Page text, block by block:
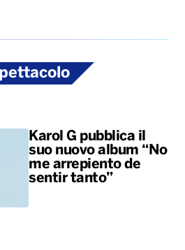
Karol G pubblica il
suo nuovo album “No
me arrepiento de
sentir tanto”